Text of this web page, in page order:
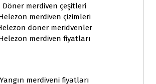
Döner merdiven çeşitleri
merdiven çizimleri
döner meridvenler
merdiven fiyatları
Yangın merdiveni fiyatları